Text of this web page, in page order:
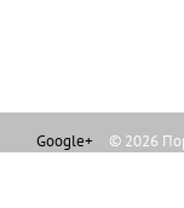
Google+ © 2026